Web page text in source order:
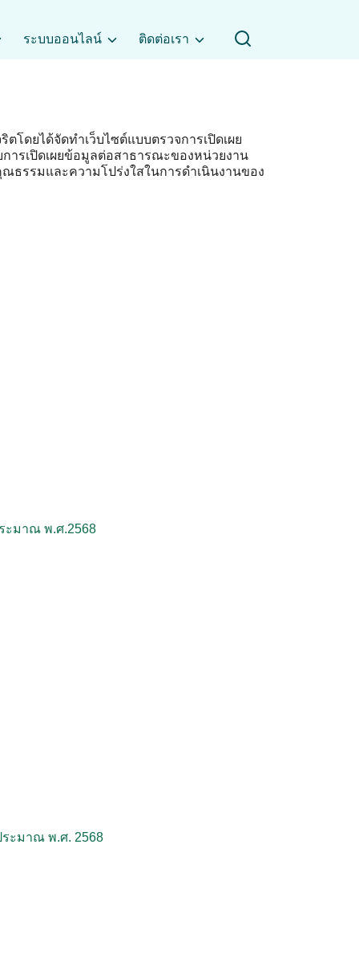
ระบบออนไลน์ ติดต่อเรา
โดยได้จัดทำเว็บไซต์แบบตรวจการเปิดเผย
การเปิดเผยข้อมูลต่อสาธารณะของหน่วยงาน
ธรรมและความโปร่งใสในการดำเนินงานของ
ะมาณ พ.ศ.2568
ระมาณ พ.ศ. 2568